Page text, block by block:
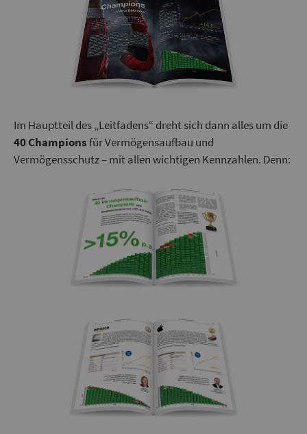
Im Hauptteil des „Leitfadens“ dreht sich dann alles um die
40 Championsfür Vermögensaufbau und
Vermögensschutz – mit allen wichtigen Kennzahlen. Denn: